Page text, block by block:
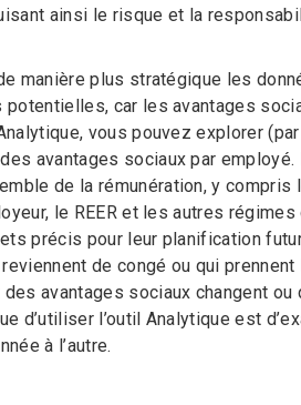
ainsi le risque et la
manière plus stratégique les
potentielles, car les avantages
vous pouvez explorer
avantages sociaux par
de la rémunération, y
le REER et les autres régimes
précis pour leur planification
de congé ou qui
avantages sociaux changent
d’utiliser l’outil Analytique est
à l’autre.